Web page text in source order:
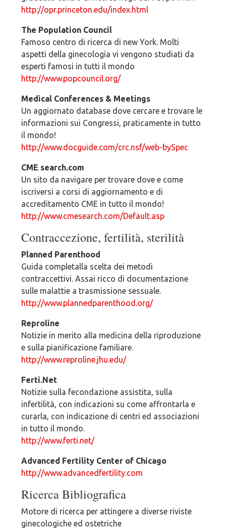
http://opr.princeton.edu/index.html
The Population Council
Famoso centro di ricerca di new York. Molti
aspetti della ginecologia vi vengono studiati da
esperti famosi in tutti il mondo
http://www.popcouncil.org/
Medical Conferences & Meetings
Un aggiornato database dove cercare e trovare le
informazioni sui Congressi, praticamente in tutto
il mondo!
http://www.docguide.com/crc.nsf/web-bySpec
CME search.com
Un sito da navigare per trovare dove e come
iscriversi a corsi di aggiornamento e di
accreditamento CME in tutto il mondo!
http://www.cmesearch.com/Default.asp
Contraccezione, fertilità, sterilità
Planned Parenthood
Guida completalla scelta dei metodi
contraccettivi. Assai ricco di documentazione
sulle malattie a trasmissione sessuale.
http://www.plannedparenthood.org/
Reproline
Notizie in merito alla medicina della riproduzione
e sulla pianificazione familiare.
http://www.reproline.jhu.edu/
Ferti.Net
Notizie sulla fecondazione assistita, sulla
infertilità, con indicazioni su come affrontarla e
curarla, con indicazione di centri ed associazioni
in tutto il mondo.
http://www.ferti.net/
Advanced Fertility Center of Chicago
http://www.advancedfertility.com
Ricerca Bibliografica
Motore di ricerca per attingere a diverse riviste
ginecologiche ed ostetriche